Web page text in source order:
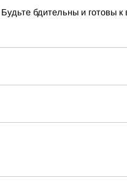
бдительны и